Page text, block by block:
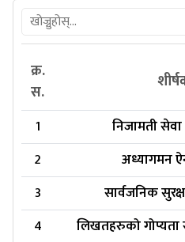
क्र.
स.
1 निजामती
2
अध्यागमन
3
सार्वजनिक
4
लिखतहरुको गोप्यता